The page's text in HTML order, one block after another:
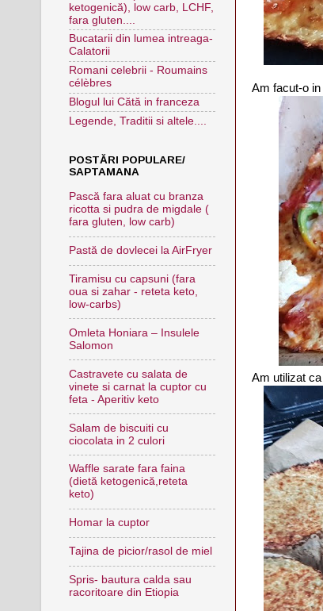
Am facut-o
Am utilizat
ketogenică), low carb, LCHF,
fara gluten....
Bucatarii din lumea intreaga-
Calatorii
Romani celebrii - Roumains
célèbres
Blogul lui Cătă in franceza
Legende, Traditii si altele....
POSTĂRI POPULARE/
SAPTAMANA
Pască fara aluat cu branza
ricotta si pudra de migdale (
fara gluten, low carb)
Pastă de dovlecei la AirFryer
Tiramisu cu capsuni (fara
oua si zahar - reteta keto,
low-carbs)
Omleta Honiara – Insulele
Salomon
Castravete cu salata de
vinete si carnat la cuptor cu
feta - Aperitiv keto
Salam de biscuiti cu
ciocolata in 2 culori
Waffle sarate fara faina
(dietă ketogenică,reteta
keto)
Homar la cuptor
Tajina de picior/rasol de miel
Spris- bautura calda sau
racoritoare din Etiopia